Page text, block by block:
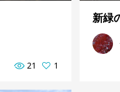
21
1
新緑